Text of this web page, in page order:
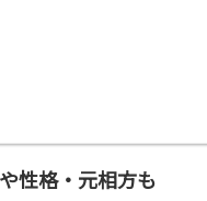
性格・元相方も